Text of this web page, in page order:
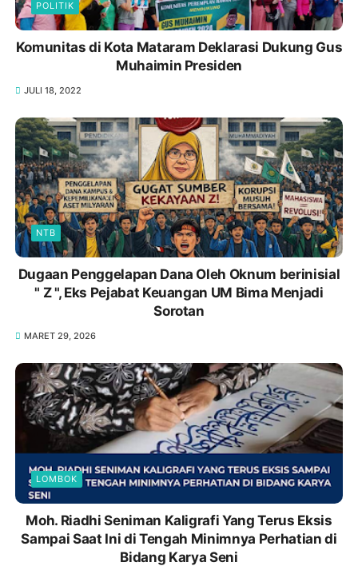
POLITIK
Komunitas di Kota Mataram Deklarasi Dukung Gus
Muhaimin Presiden
JULI 18, 2022
NTB
Dugaan Penggelapan Dana Oleh Oknum berinisial
" Z ", Eks Pejabat Keuangan UM Bima Menjadi
Sorotan
MARET 29, 2026
LOMBOK
Moh. Riadhi Seniman Kaligrafi Yang Terus Eksis
Sampai Saat Ini di Tengah Minimnya Perhatian di
Bidang Karya Seni